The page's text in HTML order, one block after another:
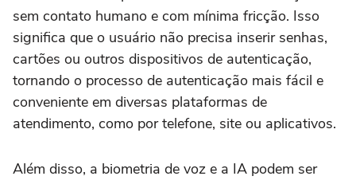
sem contato humano e com mínima fricção. Isso
significa que o usuário não precisa inserir senhas,
cartões ou outros dispositivos de autenticação,
tornando o processo de autenticação mais fácil e
conveniente em diversas plataformas de
atendimento, como por telefone, site ou aplicativos.
Além disso, a biometria de voz e a IA podem ser